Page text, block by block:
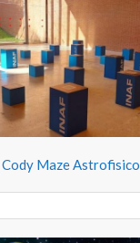
Cody Maze Astrofisico